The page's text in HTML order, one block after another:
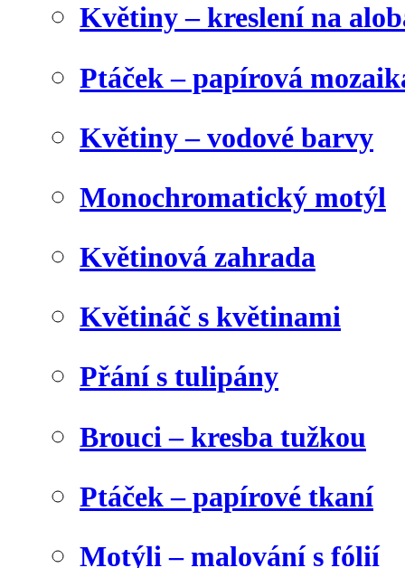
Květiny – kreslení na
Ptáček – papírová
Květiny – vodové barvy
Monochromatický motýl
Květinová zahrada
Květináč s květinami
Přání s tulipány
Brouci – kresba tužkou
Ptáček – papírové tkaní
Motýli – malování s fólií